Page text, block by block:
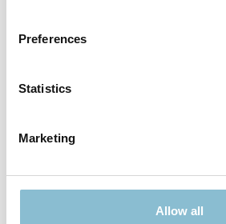
Preferences
Statistics
Marketing
Allow all
Viele weitere Angebote finden Sie hier: